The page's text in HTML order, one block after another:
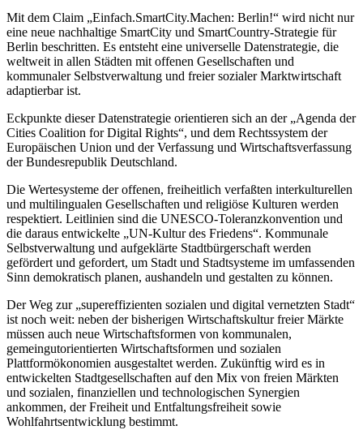
Mit dem Claim „Einfach.SmartCity.Machen: Berlin!“ wird nicht nur
eine neue nachhaltige SmartCity und SmartCountry-Strategie für
Berlin beschritten. Es entsteht eine universelle Datenstrategie, die
weltweit in allen Städten mit offenen Gesellschaften und
kommunaler Selbstverwaltung und freier sozialer Marktwirtschaft
adaptierbar ist.
Eckpunkte dieser Datenstrategie orientieren sich an der „Agenda der
Cities Coalition for Digital Rights“, und dem Rechtssystem der
Europäischen Union und der Verfassung und Wirtschaftsverfassung
der Bundesrepublik Deutschland.
Die Wertesysteme der offenen, freiheitlich verfaßten interkulturellen
und multilingualen Gesellschaften und religiöse Kulturen werden
respektiert. Leitlinien sind die UNESCO-Toleranzkonvention und
die daraus entwickelte „UN-Kultur des Friedens“. Kommunale
Selbstverwaltung und aufgeklärte Stadtbürgerschaft werden
gefördert und gefordert, um Stadt und Stadtsysteme im umfassenden
Sinn demokratisch planen, aushandeln und gestalten zu können.
Der Weg zur „supereffizienten sozialen und digital vernetzten Stadt“
ist noch weit: neben der bisherigen Wirtschaftskultur freier Märkte
müssen auch neue Wirtschaftsformen von kommunalen,
gemeingutorientierten Wirtschaftsformen und sozialen
Plattformökonomien ausgestaltet werden. Zukünftig wird es in
entwickelten Stadtgesellschaften auf den Mix von freien Märkten
und sozialen, finanziellen und technologischen Synergien
ankommen, der Freiheit und Entfaltungsfreiheit sowie
Wohlfahrtsentwicklung bestimmt.